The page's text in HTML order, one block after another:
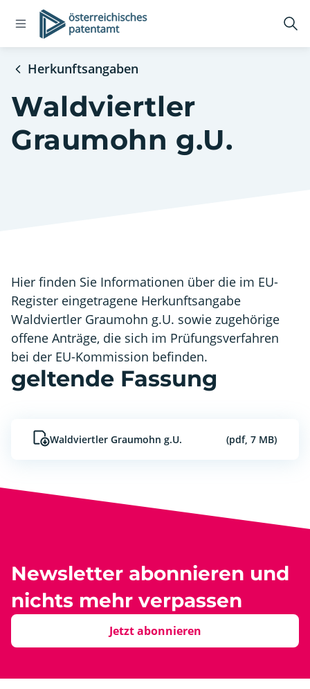
Open
navigation
Logo
Herkunftsangaben
Waldviertler
Graumohn g.U.
Hier finden Sie Informationen über die im EU-
Register eingetragene Herkunftsangabe
Waldviertler Graumohn g.U. sowie zugehörige
offene Anträge, die sich im Prüfungsverfahren
bei der EU-Kommission befinden.
geltende Fassung
Waldviertler Graumohn g.U. (pdf, 7 MB)
Newsletter abonnieren und
nichts mehr verpassen
Jetzt abonnieren